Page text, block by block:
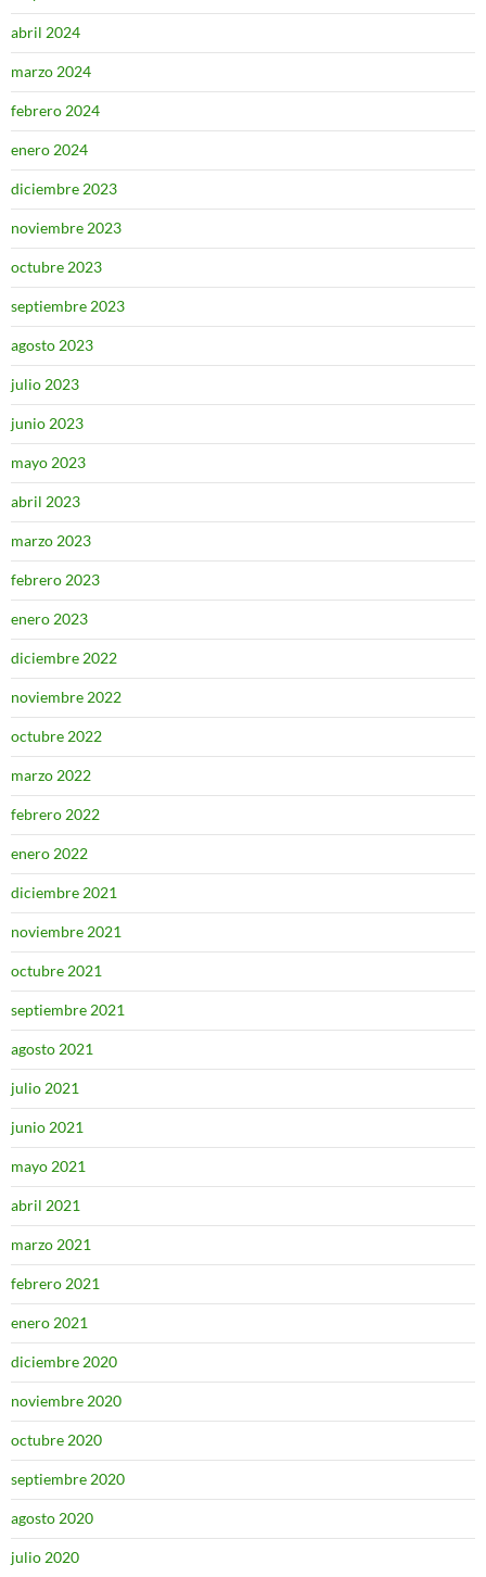
abril 2024
marzo 2024
febrero 2024
enero 2024
diciembre 2023
noviembre 2023
octubre 2023
septiembre 2023
agosto 2023
julio 2023
junio 2023
mayo 2023
abril 2023
marzo 2023
febrero 2023
enero 2023
diciembre 2022
noviembre 2022
octubre 2022
marzo 2022
febrero 2022
enero 2022
diciembre 2021
noviembre 2021
octubre 2021
septiembre 2021
agosto 2021
julio 2021
junio 2021
mayo 2021
abril 2021
marzo 2021
febrero 2021
enero 2021
diciembre 2020
noviembre 2020
octubre 2020
septiembre 2020
agosto 2020
julio 2020